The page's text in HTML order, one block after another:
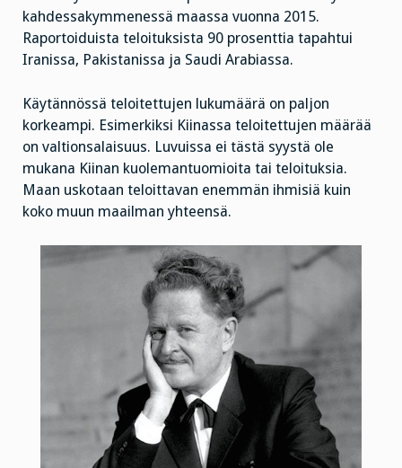
kahdessakymmenessä maassa vuonna 2015.
Raportoiduista teloituksista 90 prosenttia tapahtui
Iranissa, Pakistanissa ja Saudi Arabiassa.
Käytännössä teloitettujen lukumäärä on paljon
korkeampi. Esimerkiksi Kiinassa teloitettujen määrää
on valtionsalaisuus. Luvuissa ei tästä syystä ole
mukana Kiinan kuolemantuomioita tai teloituksia.
Maan uskotaan teloittavan enemmän ihmisiä kuin
koko muun maailman yhteensä.